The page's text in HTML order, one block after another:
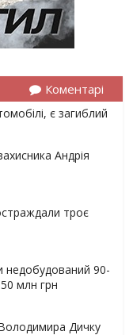
Коментарі
є загиблий
Андрія
троє
недобудований 90-
млн грн
Дичку